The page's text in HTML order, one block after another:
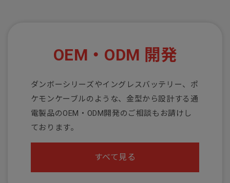
OEM・ODM 開発
ダンボーシリーズやイングレスバッテリー、ポ
ケモンケーブルのような、金型から設計する通
電製品のOEM・ODM開発のご相談もお請けし
ております。
すべて見る